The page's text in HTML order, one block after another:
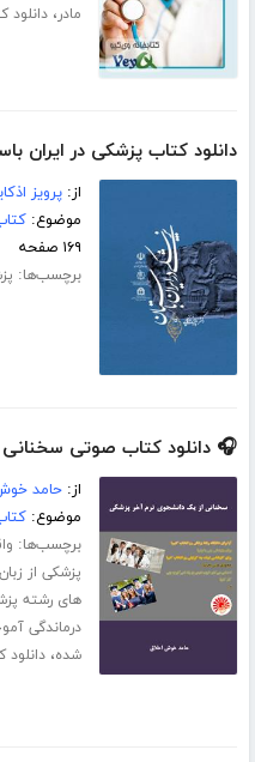
مادر،دانلود
دانلود کتاب پزشکی در ایران
از:پرویز
موضوع:
۱۶۹ صفحه
برچسب‌ها:
🎧 دانلود کتاب صوتی
از:حامد
موضوع:
برچسب‌ها:
پزشکی از
های رشته
درماندگی
شده،